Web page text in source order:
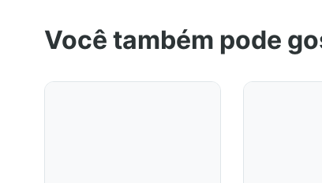
Você também pode